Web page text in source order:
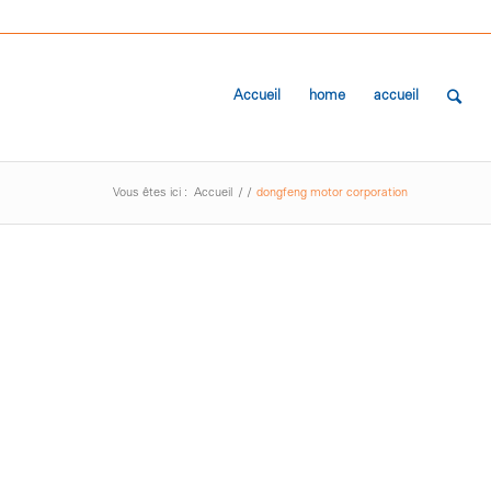
Accueil home accueil
Vous êtes ici : Accueil / / dongfeng motor corporation